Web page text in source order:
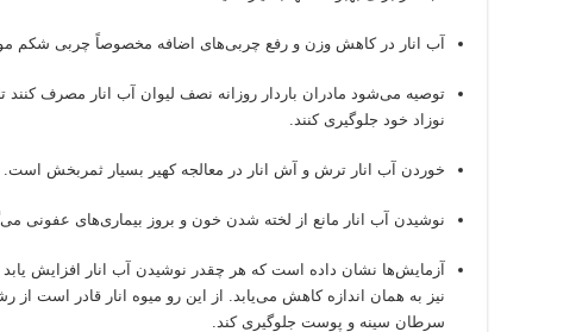
آب انار در کاهش وزن و رفع چربیهای اضافه مخصوصاً چربی شکم
توصیه میشود مادران باردار روزانه نصف لیوان آب انار مصرف کنند
نوزاد خود جلوگیری کنند.
خوردن آب انار ترش و آش انار در معالجه کهیر بسیار ثمربخش است.
نوشیدن آب انار مانع از لخته شدن خون و بروز بیماریهای عفونی می
آزمایشها نشان داده است که هر چقدر نوشیدن آب انار افزایش
نیز به همان اندازه کاهش مییابد. از این رو میوه انار قادر است
سرطان سینه و پوست جلوگیری کند.